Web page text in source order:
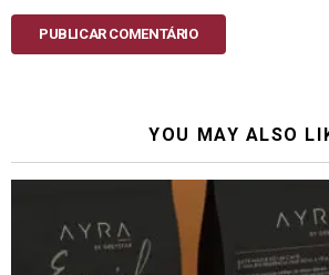
PUBLICAR COMENTÁRIO
YOU MAY ALSO